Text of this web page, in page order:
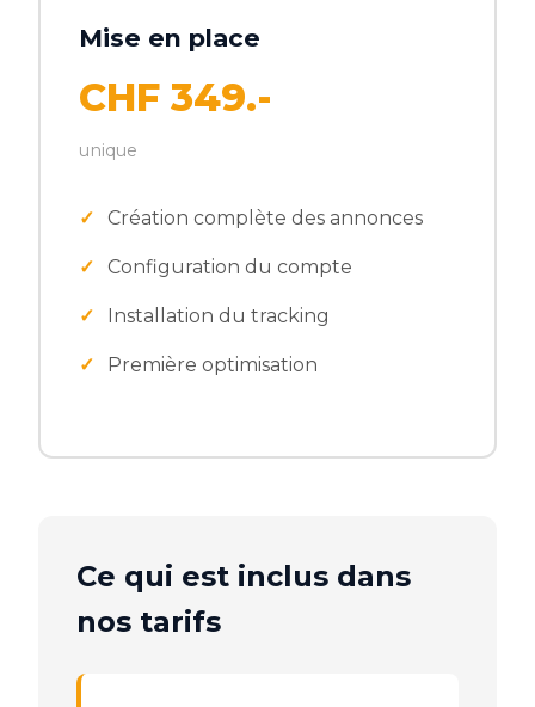
Mise en place
CHF 349.-
unique
Création complète des annonces
Configuration du compte
Installation du tracking
Première optimisation
Ce qui est inclus dans
nos tarifs